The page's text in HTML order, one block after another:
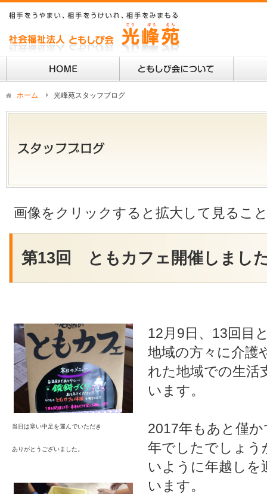
ホーム 光峰苑スタッフブログ
画像をクリックすると拡大して見るこ
第13回 ともカフェ開催しまし
当日は寒い中足を運んでいただき
ありがとうございました。
12月9日、13回目
地域の方々に介護
れた地域での生活
います。
2017年もあと僅
年でしたでしょう
いように年越し
います。